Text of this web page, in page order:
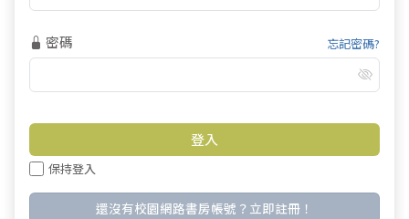
密碼 忘記密碼?
保持登入
還沒有校園網路書房帳號？立即註冊！